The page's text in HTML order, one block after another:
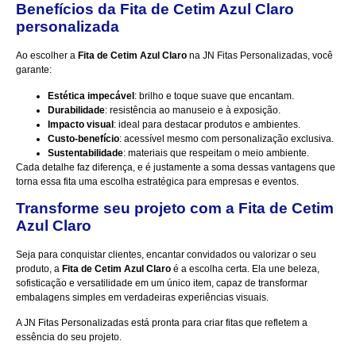
Benefícios da Fita de Cetim Azul Claro
personalizada
Ao escolher a Fita de Cetim Azul Claro na JN Fitas Personalizadas, você
garante:
Estética impecável: brilho e toque suave que encantam.
Durabilidade: resistência ao manuseio e à exposição.
Impacto visual: ideal para destacar produtos e ambientes.
Custo-benefício: acessível mesmo com personalização exclusiva.
Sustentabilidade: materiais que respeitam o meio ambiente.
Cada detalhe faz diferença, e é justamente a soma dessas vantagens que
torna essa fita uma escolha estratégica para empresas e eventos.
Transforme seu projeto com a Fita de Cetim
Azul Claro
Seja para conquistar clientes, encantar convidados ou valorizar o seu
produto, a Fita de Cetim Azul Claro é a escolha certa. Ela une beleza,
sofisticação e versatilidade em um único item, capaz de transformar
embalagens simples em verdadeiras experiências visuais.
AJN Fitas Personalizadas está pronta para criar fitas que refletem a
essência do seu projeto.